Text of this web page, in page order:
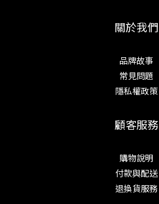
關於我們
品牌故事
常見問題
隱私權政策
顧客服務
購物說明
付款與配送
退換貨服務